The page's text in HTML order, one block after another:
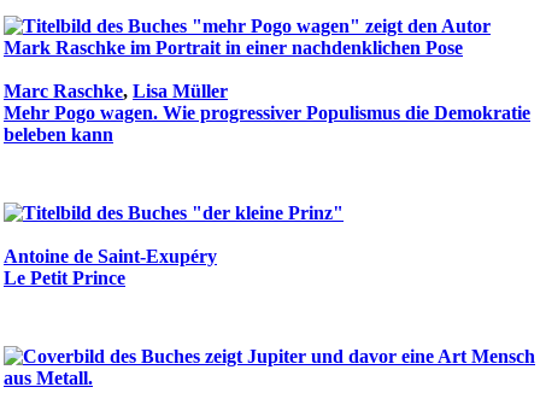
Marc Raschke, Lisa Müller
Mehr Pogo wagen. Wie progressiver Populismus die Demokratie
beleben kann
Antoine de Saint-Exupéry
Le Petit Prince